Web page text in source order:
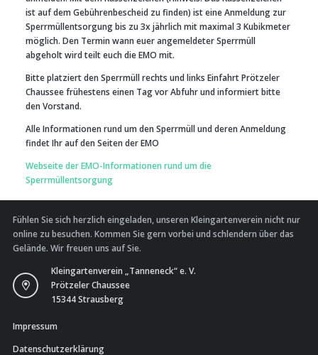
ist auf dem Gebührenbescheid zu finden) ist eine Anmeldung zur
Sperrmüllentsorgung bis zu 3x jährlich mit maximal 3 Kubikmeter
möglich. Den Termin wann euer angemeldeter Sperrmüll
abgeholt wird teilt euch die EMO mit.
Bitte platziert den Sperrmüll rechts und links Einfahrt Prötzeler
Chaussee frühestens einen Tag vor Abfuhr und informiert bitte
den Vorstand.
Alle Informationen rund um den Sperrmüll und deren Anmeldung
findet Ihr auf den Seiten der EMO
Webseite der EMO-Informationen rund um die
Sperrmüllentsorgung
Fühlen Sie sich herzlich eingeladen, unseren Kleingartenverein nicht nur
online zu besuchen. Kommen Sie gern vorbei und schlendern über das
Gelände. Wir freuen uns auf Sie.
Kleingartenverein „Tanneneck“ e. V.
Prötzeler Chaussee
15344 Strausberg
Impressum
Datenschutzerklärung